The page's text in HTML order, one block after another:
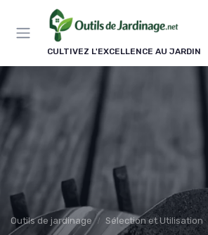
CULTIVEZ L'EXCELLENCE AU JARDIN
Outils de jardinage Sélection et Utilisation
Panneau de gestion des cookies